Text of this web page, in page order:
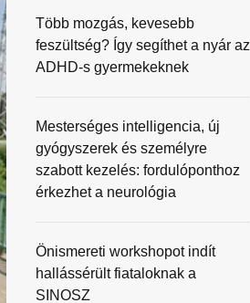
Több mozgás, kevesebb
feszültség? Így segíthet a nyár az
ADHD-s gyermekeknek
Mesterséges intelligencia, új
gyógyszerek és személyre
szabott kezelés: fordulóponthoz
érkezhet a neurológia
Önismereti workshopot indít
hallássérült fiataloknak a
SINOSZ